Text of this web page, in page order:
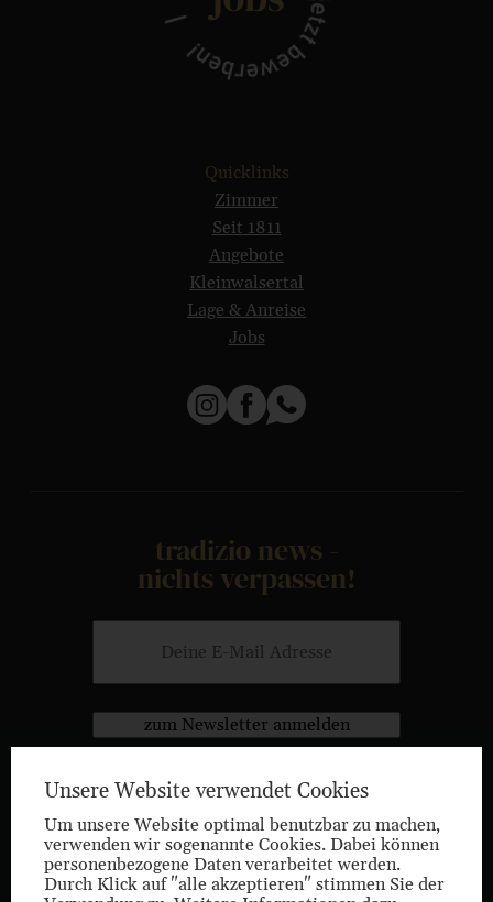
Quicklinks
Zimmer
Seit 1811
Angebote
Kleinwalsertal
Lage & Anreise
Jobs
tradizio news -
nichts verpassen!
zum Newsletter anmelden
Unsere Website verwendet Cookies
Um unsere Website optimal benutzbar zu machen,
verwenden wir sogenannte Cookies. Dabei können
personenbezogene Daten verarbeitet werden.
Durch Klick auf "alle akzeptieren" stimmen Sie der